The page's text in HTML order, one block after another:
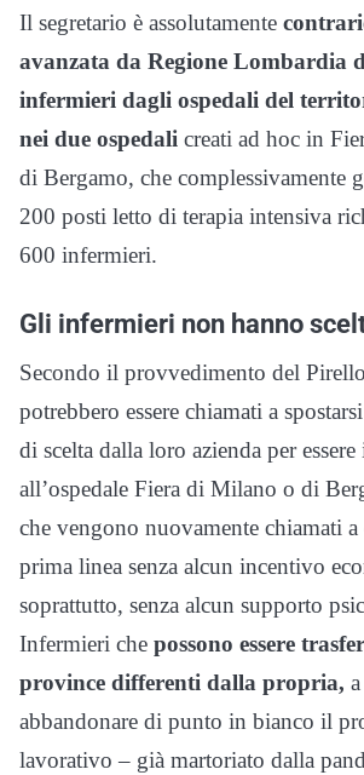
Il segretario è assolutamente
avanzata da Regione Lombardia
infermieri dagli ospedali del
nei due ospedali creati ad hoc in
di Bergamo, che complessivamente
200 posti letto di terapia intensiva
600 infermieri.
Gli infermieri non hanno
Secondo il provvedimento del
potrebbero essere chiamati a
di scelta dalla loro azienda per
all’ospedale Fiera di Milano o di
che vengono nuovamente chiamati a
prima linea senza alcun incentivo
soprattutto, senza alcun supporto
Infermieri che possono essere
province differenti dalla propria,
abbandonare di punto in bianco il
lavorativo – già martoriato dalla